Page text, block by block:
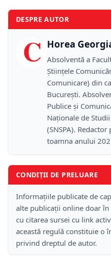
DESPRE AUTOR
C Horea
Absolventă a
Științele
Comunicare) din
București.
Publice și
Naţionale de
(SNSPA).
toamna anului
CONDIȚII DE PRELUARE
Informațiile publicate de
alte publicații online doar
cu citarea sursei cu link
această regulă constituie o
privind dreptul de autor.